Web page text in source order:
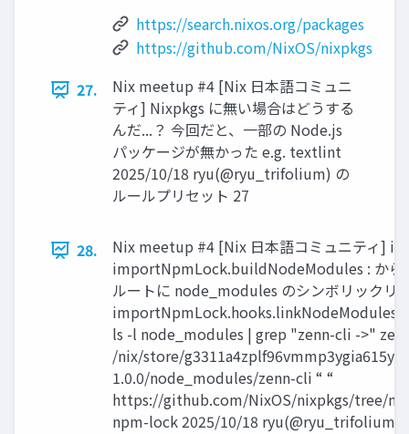
https://search.nixos.org/packages
https://github.com/NixOS/nixpkgs
27.
Nix meetup #4 [Nix 日本語コミュニ
ティ] Nixpkgs に無い場合はどうする
んだ...？ 今回だと、一部の Node.js
パッケージが無かった e.g. textlint
2025/10/18 ryu(@ryu_trifolium) の
ルールプリセット 27
28.
Nix meetup #4 [Nix 日本語コミュニティ]
importNpmLock.buildNodeModules : から
ルートに node_modules のシンボリックリ
ls -l node_modules | grep "zenn-cli ->"
/nix/store/
1.0.0/node_modules/zenn-cli “ “
https://github.com/NixOS/nixpkgs/tree/
npm-lock 2025/10/18 ryu(@ryu_trifolium)